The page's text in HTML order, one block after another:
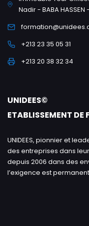
Nadir - BABA
+213 23 35 05 31
+213 20 38 32 34
UNIDEES©
ETABLISSEMENT DE
UNIDEES, pionnier et
des entreprises dans
depuis 2006 dans des
l’exigence est